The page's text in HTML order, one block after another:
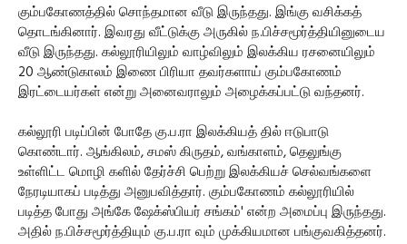
கும்பகோணத்தில் சொந்தமான வீடு இருந்தது. இங்கு வசிக்கத்
தொடங்கினார். இவரது வீட்டுக்கு அருகில் ந.பிச்சமூர்த்தியினுடைய
வீடு இருந்தது. கல்லூரியிலும் வாழ்விலும் இலக்கிய ரசனையிலும்
20 ஆண்டுகாலம் இணை பிரியா தவர்களாய் கும்பகோணம்
இரட்டையர்கள் என்று அனைவராலும் அழைக்கப்பட்டு வந்தனர்.
கல்லூரி படிப்பின் போதே கு.ப.ரா இலக்கியத் தில் ஈடுபாடு
கொண்டார். ஆங்கிலம், சமஸ் கிருதம், வங்காளம், தெலுங்கு
உள்ளிட்ட மொழி களில் தேர்ச்சி பெற்று இலக்கியச் செல்வங்களை
நேரடியாகப் படித்து அனுபவித்தார். கும்பகோணம் கல்லூரியில்
படித்த போது அங்கே ஷேக்ஸ்பியர் சங்கம்' என்ற அமைப்பு இருந்தது.
அதில் ந.பிச்சமூர்த்தியும் கு.ப.ரா வும் முக்கியமான பங்குவகித்தனர்.